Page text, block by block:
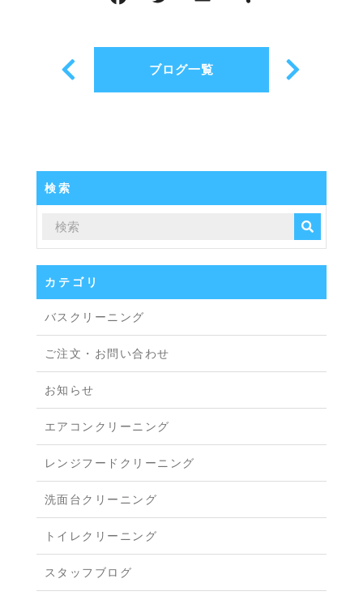
ブログ一覧
検索
カテゴリ
バスクリーニング
ご注文・お問い合わせ
お知らせ
エアコンクリーニング
レンジフードクリーニング
洗面台クリーニング
トイレクリーニング
スタッフブログ